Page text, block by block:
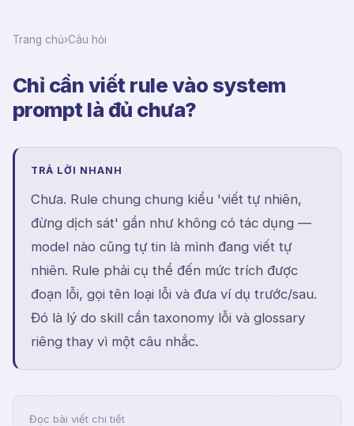
Trang chủ›Câu hỏi
Chỉ cần viết rule vào system
prompt là đủ chưa?
TRẢ LỜI NHANH
Chưa. Rule chung chung kiểu 'viết tự nhiên,
đừng dịch sát' gần như không có tác dụng —
model nào cũng tự tin là mình đang viết tự
nhiên. Rule phải cụ thể đến mức trích được
đoạn lỗi, gọi tên loại lỗi và đưa ví dụ trước/sau.
Đó là lý do skill cần taxonomy lỗi và glossary
riêng thay vì một câu nhắc.
Đọc bài viết chi tiết